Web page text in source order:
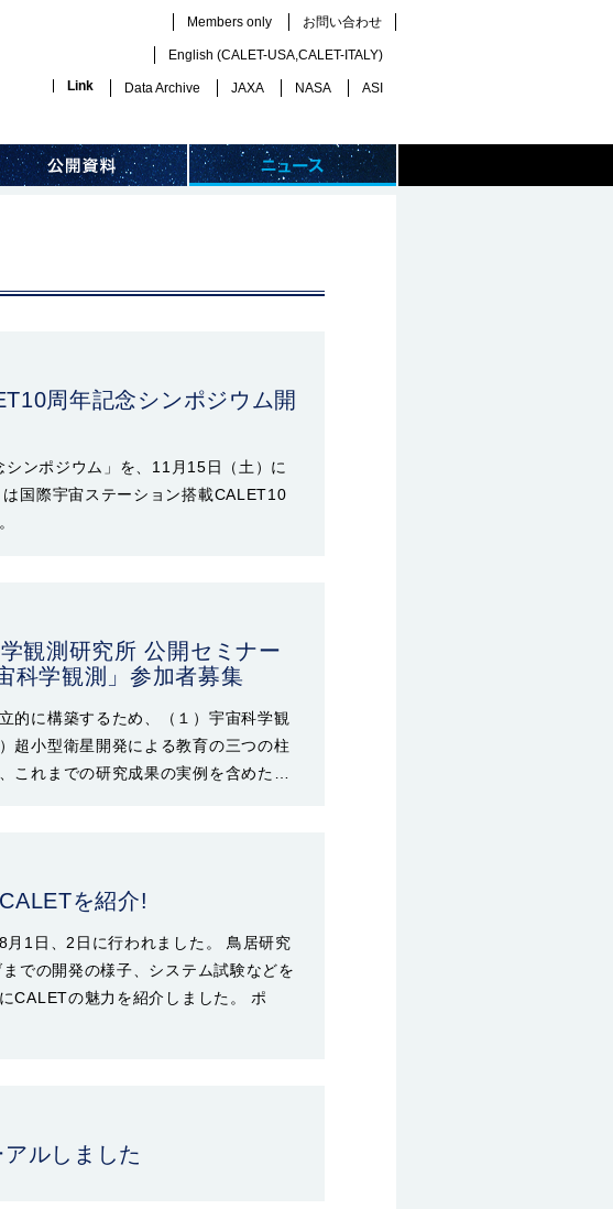
Members only お問い合わせ
English (CALET-USA,CALET-ITALY)
Link
Data Archive JAXA NASA ASI
周年記念シンポジウム開
ンポジウム」を、11月15日（土）に
国際宇宙ステーション搭載CALET10
観測研究所 公開セミナー
科学観測」参加者募集
的に構築するため、（１）宇宙科学観
超小型衛星開発による教育の三つの柱
これまでの研究成果の実例を含めた…
を紹介!
1日、2日に行われました。 鳥居研究
での開発の様子、システム試験などを
CALETの魅力を紹介しました。 ポ
ルしました